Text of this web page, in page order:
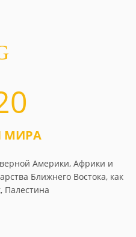
МИРА
Америки, Африки и
Ближнего Востока, как
Палестина